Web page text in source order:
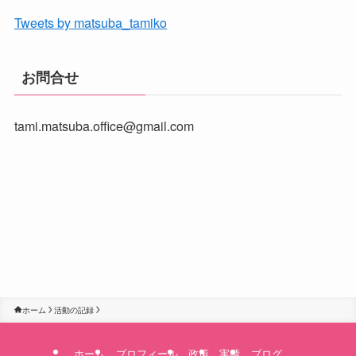
Tweets by matsuba_tamiko
お問合せ
tami.matsuba.office@gmail.com
ホーム 活動の記録
ホーム プロフィール 政策 実績 ブログ